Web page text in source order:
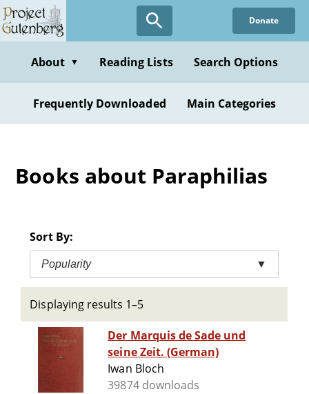
Skip
to
content
Donate
About ▼ Reading Lists Search Options
Frequently Downloaded Main Categories
Books about Paraphilias
Sort By:
Popularity ▼
Displaying results 1–5
Der Marquis de Sade und
seine Zeit. (German)
Iwan Bloch
39874 downloads